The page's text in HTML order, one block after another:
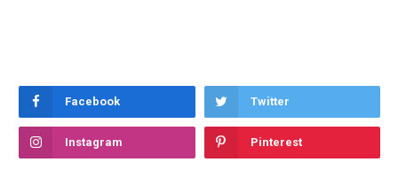
Facebook Twitter
Instagram Pinterest